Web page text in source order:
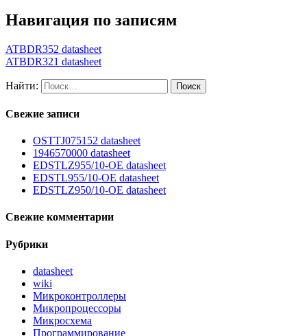
Навигация по записям
ATBDR352 datasheet
ATBDR321 datasheet
Найти:
Свежие записи
OSTTJ075152 datasheet
1946570000 datasheet
EDSTLZ955/10-OE datasheet
EDSTL955/10-OE datasheet
EDSTLZ950/10-OE datasheet
Свежие комментарии
Рубрики
datasheet
wiki
Микроконтроллеры
Микропроцессоры
Микросхема
Программирование